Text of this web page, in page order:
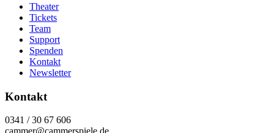
Theater
Tickets
Team
Support
Spenden
Kontakt
Newsletter
Kontakt
0341 / 30 67 606